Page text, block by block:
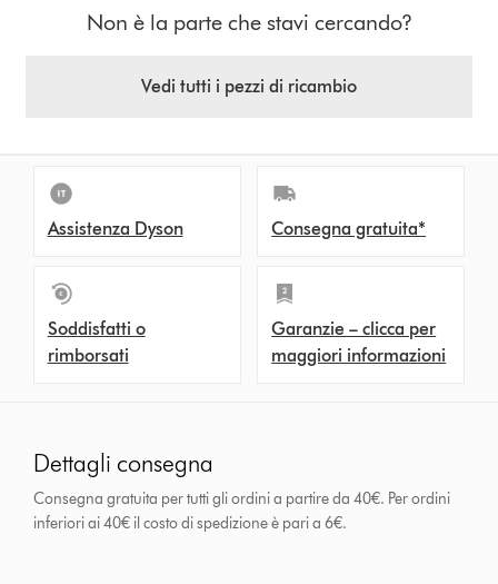
Non è la parte che stavi cercando?
Vedi tutti i pezzi di ricambio
Assistenza Dyson Consegna gratuita*
Soddisfatti o
rimborsati
Garanzie – clicca per
maggiori informazioni
Dettagli consegna
Consegna gratuita per tutti gli ordini a partire da 40€. Per ordini
inferiori ai 40€ il costo di spedizione è pari a 6€.